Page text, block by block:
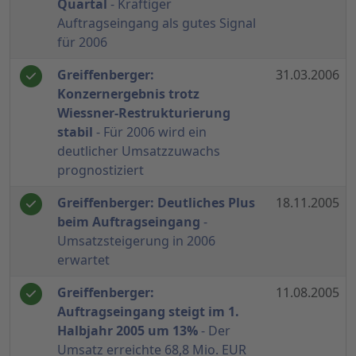
Quartal - Kräftiger
Auftragseingang als gutes Signal
für 2006
Greiffenberger:
Konzernergebnis trotz
Wiessner-Restrukturierung
stabil - Für 2006 wird ein
deutlicher Umsatzzuwachs
prognostiziert
31.03.2006
Greiffenberger: Deutliches Plus
beim Auftragseingang -
Umsatzsteigerung in 2006
erwartet
18.11.2005
Greiffenberger:
Auftragseingang steigt im 1.
Halbjahr 2005 um 13%- Der
Umsatz erreichte 68,8 Mio. EUR
11.08.2005